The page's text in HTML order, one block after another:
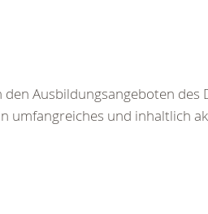
Ausbildungsangeboten des
umfangreiches und inhaltlich